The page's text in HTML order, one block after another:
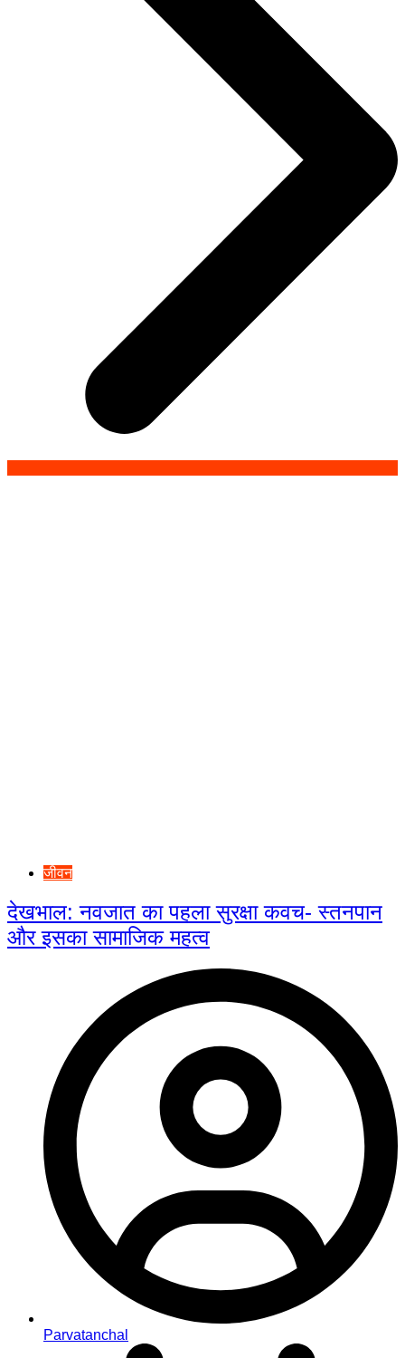
जीवन
देखभाल: नवजात का पहला सुरक्षा कवच- स्तनपान
और इसका सामाजिक महत्व
Parvatanchal